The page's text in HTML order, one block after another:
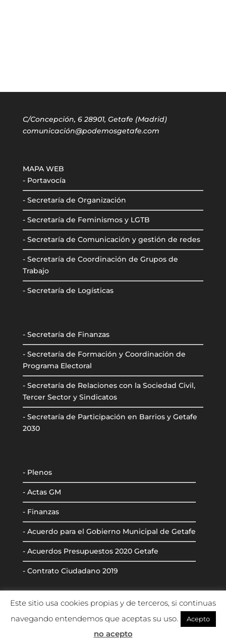
C/Concepción, 6 28901, Getafe (Madrid)
comunicación@podemosgetafe.com
MAPA WEB
- Portavocía
- Secretaría de Organización
- Secretaría de Feminismos y LGTB
- Secretaría de Comunicación y gestión de redes
- Secretaría de Coordinación de Grupos de
Trabajo
- Secretaría de Logísticas
- Secretaría de Finanzas
- Secretaría de Formación y Coordinación de
Programa Electoral
- Secretaría de Relaciones con la Sociedad Civil,
Tercer Sector y Sindicatos
- Secretaría de Participación en Barrios y Getafe
2030
- Plenos
- Actas GM
- Finanzas
- Acuerdo para el Gobierno Municipal de Getafe
- Acuerdos Presupuestos 2020 Getafe
- Contrato Ciudadano 2019
Este sitio usa cookies propias y de terceros, si continuas
navegando entendemos que aceptas su uso.
Acepto
no acepto